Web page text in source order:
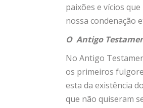
paixões e vícios
nossa condenação
O Antigo
No Antigo
os primeiros
esta da existência
que não quiseram